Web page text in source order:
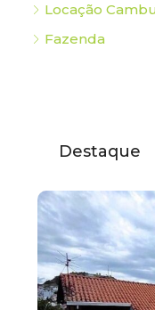
Locação
Fazenda
Destaque